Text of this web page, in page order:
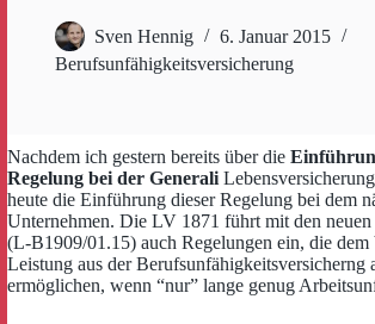
Sven Hennig
6. Januar 2015
Berufsunfähigkeitsversicherung
Nachdem ich gestern bereits über die
Regelung bei der Generali
heute die Einführung dieser Regelung bei dem
Unternehmen. Die LV 1871 führt mit den
(L-B1909/01.15) auch Regelungen ein, die dem
Leistung aus der Berufsunfähigkeitsversicherng
ermöglichen, wenn “nur” lange genug